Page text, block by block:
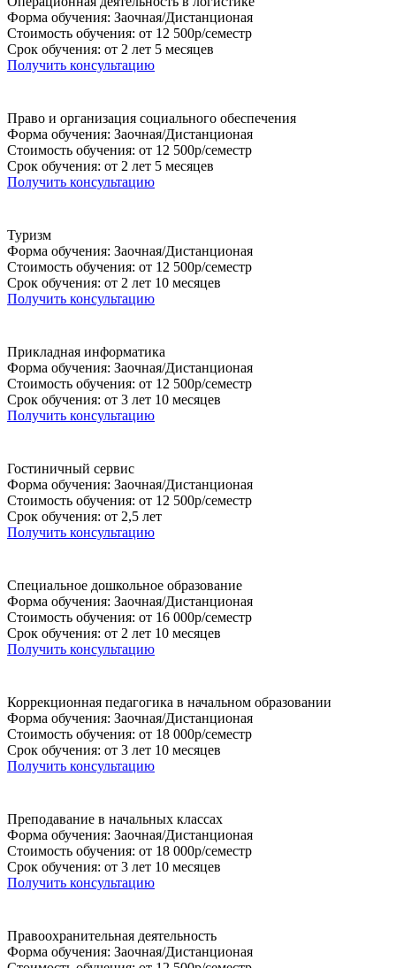
Форма обучения: Заочная/Дистанционая
Стоимость обучения: от 12 500р/семестр
Срок обучения: от 2 лет 5 месяцев
Получить консультацию
Право и организация социального обеспечения
Форма обучения: Заочная/Дистанционая
Стоимость обучения: от 12 500р/семестр
Срок обучения: от 2 лет 5 месяцев
Получить консультацию
Туризм
Форма обучения: Заочная/Дистанционая
Стоимость обучения: от 12 500р/семестр
Срок обучения: от 2 лет 10 месяцев
Получить консультацию
Прикладная информатика
Форма обучения: Заочная/Дистанционая
Стоимость обучения: от 12 500р/семестр
Срок обучения: от 3 лет 10 месяцев
Получить консультацию
Гостиничный сервис
Форма обучения: Заочная/Дистанционая
Стоимость обучения: от 12 500р/семестр
Срок обучения: от 2,5 лет
Получить консультацию
Специальное дошкольное образование
Форма обучения: Заочная/Дистанционая
Стоимость обучения: от 16 000р/семестр
Срок обучения: от 2 лет 10 месяцев
Получить консультацию
Коррекционная педагогика в начальном образовании
Форма обучения: Заочная/Дистанционая
Стоимость обучения: от 18 000р/семестр
Срок обучения: от 3 лет 10 месяцев
Получить консультацию
Преподавание в начальных классах
Форма обучения: Заочная/Дистанционая
Стоимость обучения: от 18 000р/семестр
Срок обучения: от 3 лет 10 месяцев
Получить консультацию
Правоохранительная деятельность
Форма обучения: Заочная/Дистанционая